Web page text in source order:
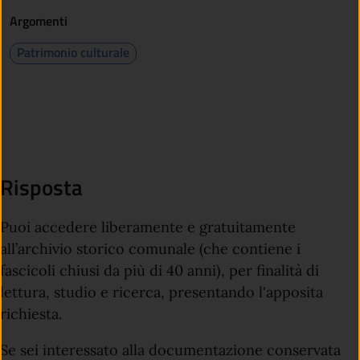
Argomenti
Patrimonio culturale
Risposta
Puoi accedere liberamente e gratuitamente
all’archivio storico comunale (che contiene i
fascicoli chiusi da più di 40 anni), per finalità di
lettura, studio e ricerca, presentando l'apposita
richiesta.
Se sei interessato alla documentazione conservata